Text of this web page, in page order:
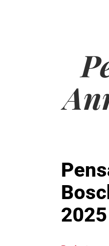
2025